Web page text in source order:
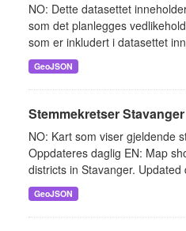
NO: Dette datasettet
som det planlegges
som er inkludert i datasettet
GeoJSON
Stemmekretser Stavanger
NO: Kart som viser gjeldende
Oppdateres daglig EN: Map
districts in Stavanger. Updated
GeoJSON